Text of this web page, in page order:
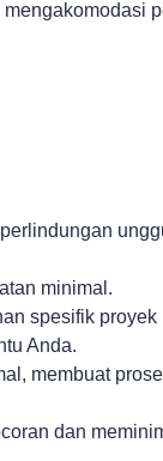
minimal.
spesifik proyek
Anda.
membuat
dan